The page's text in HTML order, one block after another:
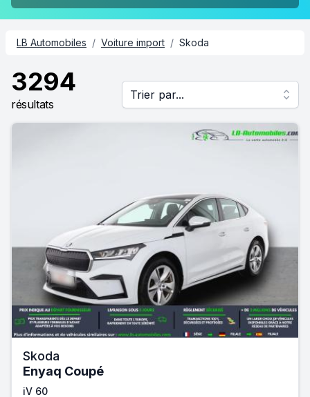
LB Automobiles / Voiture import / Skoda
3294
résultats
Trier par...
Skoda
Enyaq Coupé
iV 60